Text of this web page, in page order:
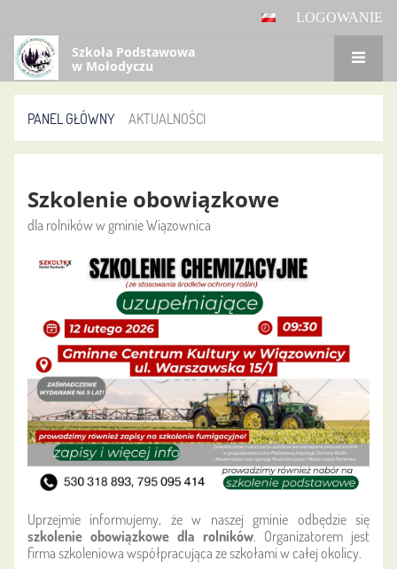
LOGOWANIE
Szkoła Podstawowa
w Mołodyczu
PANEL GŁÓWNY AKTUALNOŚCI
Szkolenie obowiązkowe
dla rolników w gminie Wiązownica
Uprzejmie informujemy, że w naszej gminie odbędzie się
szkolenie obowiązkowe dla rolników. Organizatorem jest
firma szkoleniowa współpracująca ze szkołami w całej okolicy.